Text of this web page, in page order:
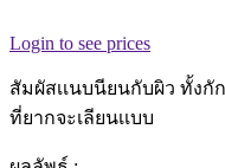
Login to see prices
สัมผัสเเนบนียนกับผิว ทั้ง
ที่ยากจะเลียนเเบบ